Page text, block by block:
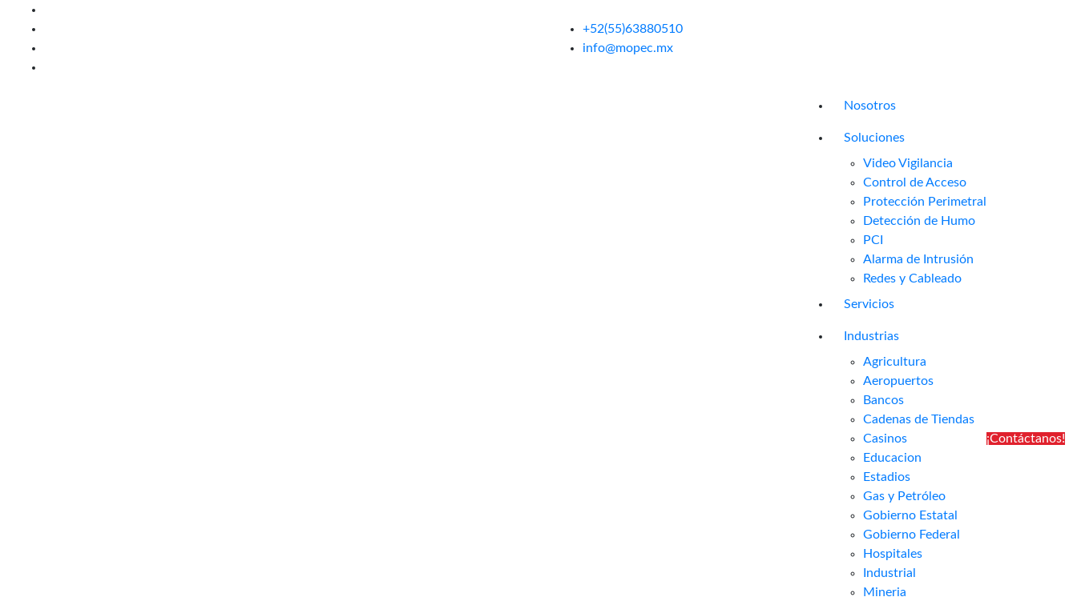
+52(55)63880510
info@mopec.mx
Nosotros
Soluciones
Video Vigilancia
Control de Acceso
Protección Perimetral
Detección de Humo
PCI
Alarma de Intrusión
Redes y Cableado
Servicios
Industrias
Agricultura
Aeropuertos
Bancos
Cadenas de Tiendas
Casinos
Educacion
Estadios
Gas y Petróleo
Gobierno Estatal
Gobierno Federal
Hospitales
Industrial
Mineria
¡Contáctanos!